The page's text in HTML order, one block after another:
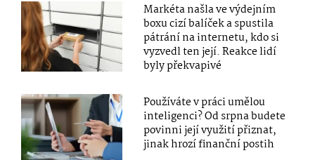
Markéta našla ve výdejním
boxu cizí balíček a spustila
pátrání na internetu, kdo si
vyzvedl ten její. Reakce lidí
byly překvapivé
Používáte v práci umělou
inteligenci? Od srpna budete
povinni její využití přiznat,
jinak hrozí finanční postih